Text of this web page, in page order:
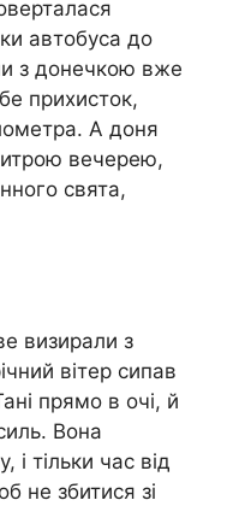
автобуса до
з донечкою вже
прихисток,
А доня
вечерею,
свята,
визирали з
вітер сипав
прямо в очі, й
Вона
тільки час від
не збитися зі